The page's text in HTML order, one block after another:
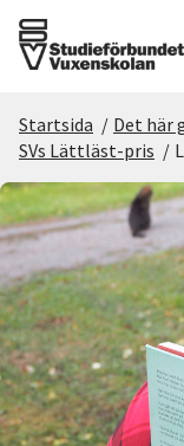
Det här gör vi
För dig som
Sök kurser
Om SV
Starta
Startsida / Det här
SVs Lättläst-pris /